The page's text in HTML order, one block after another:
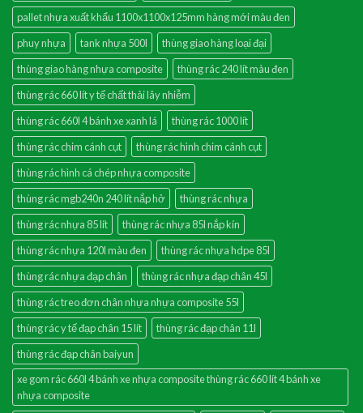
pallet nhựa xuất khẩu 1100x1100x125mm hàng mới màu đen
phuy nhựa
tank nhựa 500l
thùng giao hàng loại đại
thùng giao hàng nhựa composite
thùng rác 240 lít màu đen
thùng rác 660 lít y tế chất thải lây nhiễm
thùng rác 660l 4 bánh xe xanh lá
thùng rác 1000 lít
thùng rác chim cánh cụt
thùng rác hình chim cánh cụt
thùng rác hình cá chép nhựa composite
thùng rác mgb240n 240 lít nắp hở
thùng rác nhựa
thùng rác nhựa 85 lít
thùng rác nhựa 85l nắp kín
thùng rác nhựa 120l màu đen
thùng rác nhựa hdpe 85l
thùng rác nhựa đạp chân
thùng rác nhựa đạp chân 45l
thùng rác treo đơn chân nhựa nhựa composite 55l
thùng rác y tế đạp chân 15 lít
thùng rác đạp chân 11l
thùng rác đạp chân baiyun
xe gom rác 660l 4 bánh xe nhựa composite thùng rác 660 lít 4 bánh xe
nhựa composite